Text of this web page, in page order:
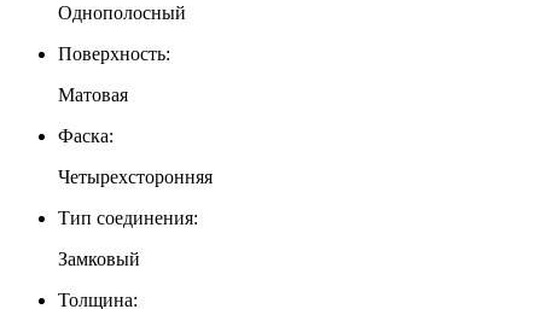
Однополосный
Поверхность:
Матовая
Фаска:
Четырехсторонняя
Тип соединения:
Замковый
Толщина: